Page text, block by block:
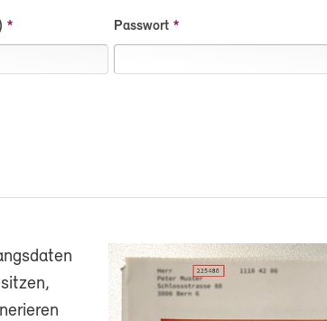
Passwort